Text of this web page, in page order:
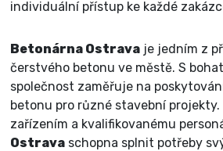
individuální přístup ke každé
Betonárna Ostrava je jedním z
čerstvého betonu ve městě. S
společnost zaměřuje na
betonu pro různé stavební projekty.
zařízením a kvalifikovanému
Ostrava schopna splnit potřeby